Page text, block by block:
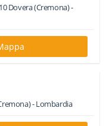
Dovera(Cremona) -
-Lombardia